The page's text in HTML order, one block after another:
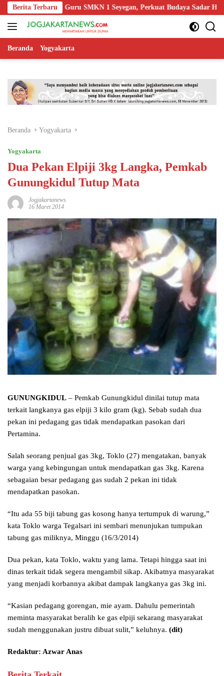
Langsung
ke
konten
Berita Terbaru
Edukasi Guru SMKN 1 Seyegan, Perkuat Budaya Sadar Hukum di
Beranda Yogyakarta
Beranda Yogyakarta
Yogyakarta
Dua Pekan Elpiji 3kg Langka, Pemkab
Gunungkidul Tutup Mata
Jogjakartanews
16 Maret 2014
GUNUNGKIDUL – Pemkab Gunungkidul dinilai tutup mata
terkait langkanya gas elpiji 3 kilo gram (kg). Sebab sudah dua
pekan ini pedagang gas tidak mendapatkan pasokan dari
Pertamina.
Salah seorang penjual gas 3kg, Toklo (27) mengatakan, banyak
warga yang kebingungan untuk mendapatkan gas 3kg. Karena
sebagaian besar pedagang gas sudah 2 pekan ini tidak
mendapatkan pasokan.
“Itu ada 55 biji tabung gas kosong hanya tertumpuk di warung,”
kata Toklo warga Tegalsari ini sembari menunjukan tumpukan
tabung gas miliknya, Minggu (16/3/2014)
Dua pekan, kata Toklo, waktu yang lama. Tetapi hingga saat ini
dinas terkait tidak segera mengambil sikap. Akibatnya masyarakat
yang menjadi korbannya akibat dampak langkanya gas 3kg ini.
“Kasian pedagang gorengan, mie ayam. Dahulu pemerintah
meminta masyarakat beralih ke gas elpiji sekarang masyarakat
sudah menggunakan justru dibuat sulit,” keluhnya. (dit)
Redaktur: Azwar Anas